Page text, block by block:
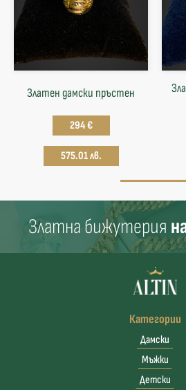
Златен дамски пръстен
294 €
575.01 лв.
Златна бижутерия
Категории
Дамски
Мъжки
Детски